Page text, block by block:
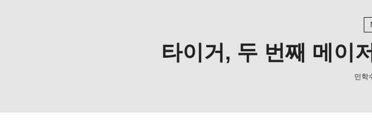
타이거, 두 번째 메이
민학